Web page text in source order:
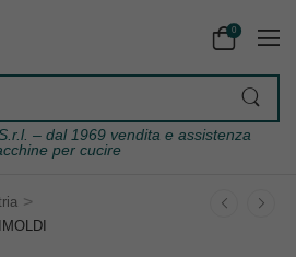
0
– dal 1969 vendita e assistenza
per cucire
>